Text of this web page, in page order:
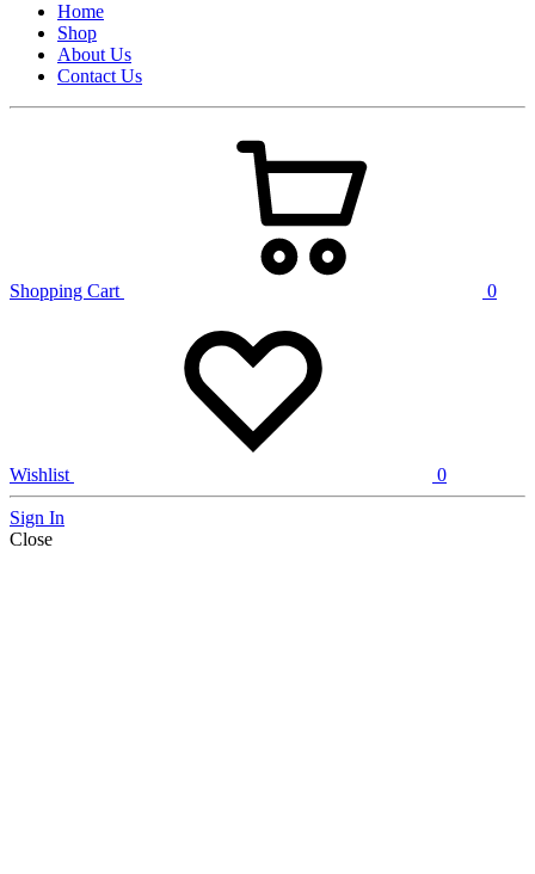
Home
Shop
About Us
Contact Us
Shopping Cart 0
Wishlist 0
Sign In
Close